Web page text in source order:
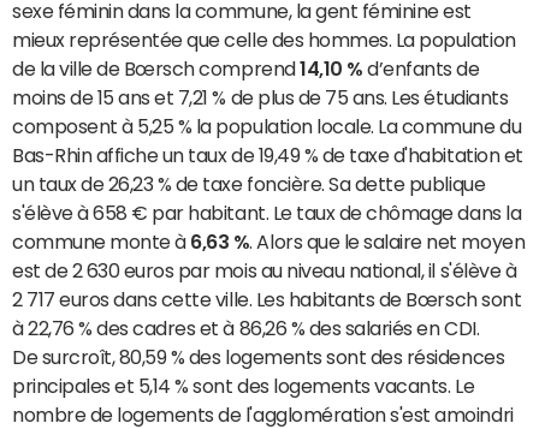
sexe féminin dans la commune, la gent féminine est
mieux représentée que celle des hommes. La population
de la ville de Bœrsch comprend14,10 % d’enfants de
moins de 15 ans et 7,21 % de plus de 75 ans. Les étudiants
composent à 5,25 % la population locale. La commune du
Bas-Rhin affiche un taux de 19,49 % de taxe d'habitation et
un taux de 26,23 % de taxe foncière. Sa dette publique
s'élève à 658 € par habitant. Le taux de chômage dans la
commune monte à 6,63 %. Alors que le salaire net moyen
est de 2 630 euros par mois au niveau national, il s'élève à
2 717 euros dans cette ville. Les habitants de Bœrsch sont
à 22,76 % des cadres et à 86,26 % des salariés en CDI.
De surcroît, 80,59 % des logements sont des résidences
principales et 5,14 % sont des logements vacants. Le
nombre de logements de l'agglomération s'est amoindri